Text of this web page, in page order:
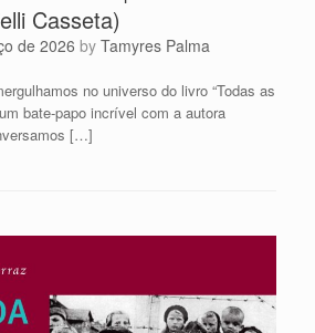
Casseta)
de 2026 by Tamyres Palma
no universo do livro “Todas as
bate-papo incrível com a autora
[…]